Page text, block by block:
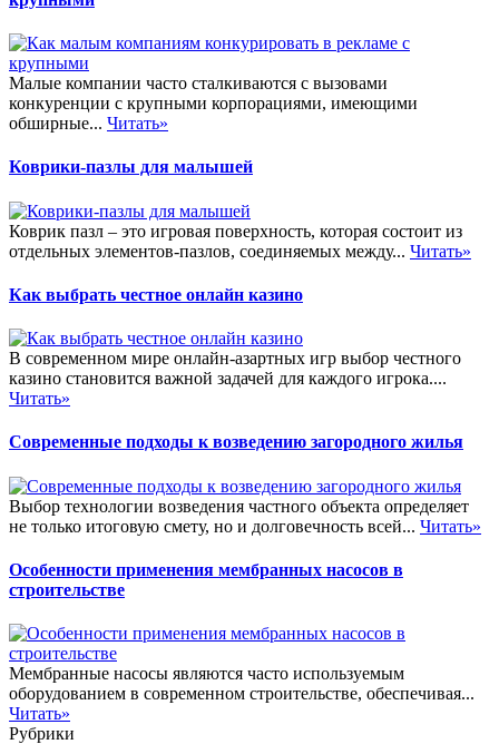
Малые компании часто сталкиваются с вызовами
конкуренции с крупными корпорациями, имеющими
обширные... Читать»
Коврики-пазлы для малышей
Коврик пазл – это игровая поверхность, которая состоит из
отдельных элементов-пазлов, соединяемых между... Читать»
Как выбрать честное онлайн казино
В современном мире онлайн-азартных игр выбор честного
казино становится важной задачей для каждого игрока....
Читать»
Современные подходы к возведению загородного жилья
Выбор технологии возведения частного объекта определяет
не только итоговую смету, но и долговечность всей... Читать»
Особенности применения мембранных насосов в
строительстве
Мембранные насосы являются часто используемым
оборудованием в современном строительстве, обеспечивая...
Читать»
Рубрики